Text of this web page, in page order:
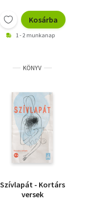
Kosárba
1 - 2 munkanap
KÖNYV
Szívlapát - Kortárs
versek